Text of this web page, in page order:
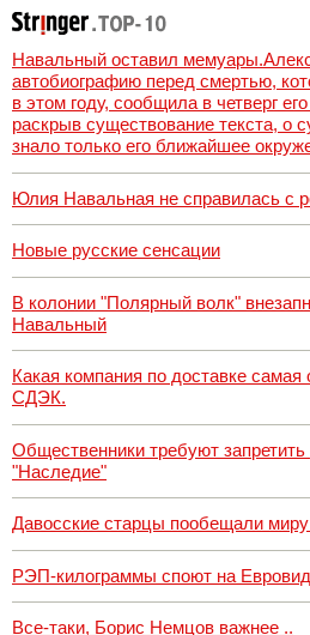
Сызрани
Навальный оставил
автобиографию перед смертью,
в этом году, сообщила в четверг
раскрыв существование текста, о
знало только его ближайшее
Юлия Навальная не справилась с
Новые русские сенсации
В колонии "Полярный волк"
Навальный
Какая компания по доставке самая
СДЭК.
Общественники требуют
"Наследие"
Давосские старцы пообещали
РЭП-килограммы споют на
Все-таки, Борис Немцов важнее ..